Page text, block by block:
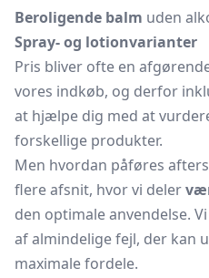
Beroligende balm uden
Spray- og lotionvarianter
Pris bliver ofte en
vores indkøb, og derfor
at hjælpe dig med at
forskellige produkter.
Men hvordan påføres
flere afsnit, hvor vi deler
den optimale anvendelse.
af almindelige fejl, der kan
maximale fordele.